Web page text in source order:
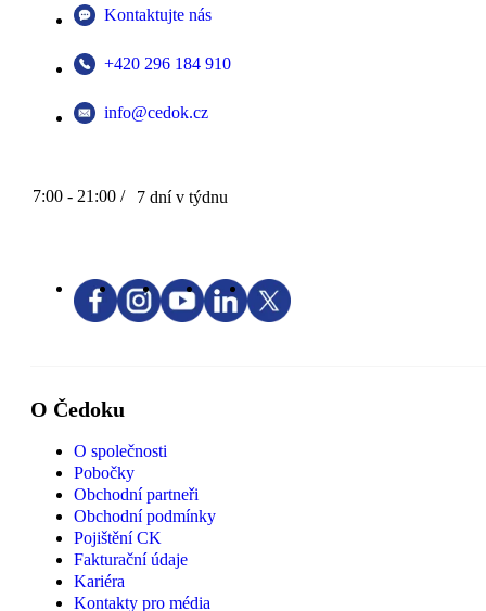
Kontaktujte nás
+420 296 184 910
info@cedok.cz
7:00 - 21:00 / 7 dní v týdnu
O Čedoku
O společnosti
Pobočky
Obchodní partneři
Obchodní podmínky
Pojištění CK
Fakturační údaje
Kariéra
Kontakty pro média